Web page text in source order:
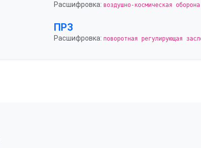
Расшифровка: воздушно-космическая оборона
ПРЗ
Расшифровка: поворотная регулирующая